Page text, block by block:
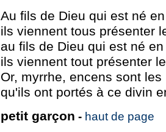
Au fils de Dieu qui est né
ils viennent tous présenter
au fils de Dieu qui est né
ils viennent tout présenter
Or, myrrhe, encens sont
qu'ils ont portés à ce divin
petit garçon - haut de page